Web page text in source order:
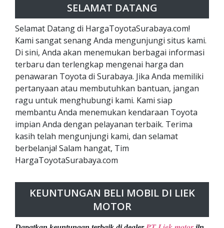
SELAMAT DATANG
Selamat Datang di HargaToyotaSurabaya.com!
Kami sangat senang Anda mengunjungi situs kami.
Di sini, Anda akan menemukan berbagai informasi
terbaru dan terlengkap mengenai harga dan
penawaran Toyota di Surabaya. Jika Anda memiliki
pertanyaan atau membutuhkan bantuan, jangan
ragu untuk menghubungi kami. Kami siap
membantu Anda menemukan kendaraan Toyota
impian Anda dengan pelayanan terbaik. Terima
kasih telah mengunjungi kami, dan selamat
berbelanja! Salam hangat, Tim
HargaToyotaSurabaya.com
KEUNTUNGAN BELI MOBIL DI LIEK
MOTOR